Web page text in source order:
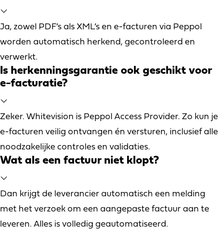
Ja, zowel PDF’s als XML’s en e-facturen via Peppol
worden automatisch herkend, gecontroleerd en
verwerkt.
Is herkenningsgarantie ook geschikt voor
e-facturatie?
Zeker. Whitevision is Peppol Access Provider. Zo kun je
e-facturen veilig ontvangen én versturen, inclusief alle
noodzakelijke controles en validaties.
Wat als een factuur niet klopt?
Dan krijgt de leverancier automatisch een melding
met het verzoek om een aangepaste factuur aan te
leveren. Alles is volledig geautomatiseerd.